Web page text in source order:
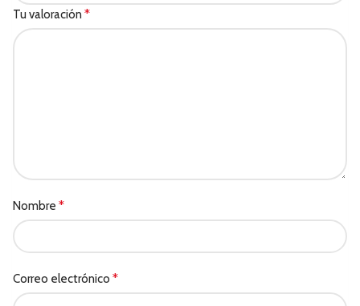
Tu valoración *
Nombre *
Correo electrónico *